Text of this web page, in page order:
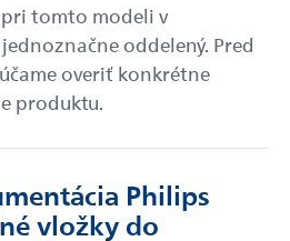
tomto modeli v
oddelený. Pred
overiť konkrétne
produktu.
Philips
vložky do